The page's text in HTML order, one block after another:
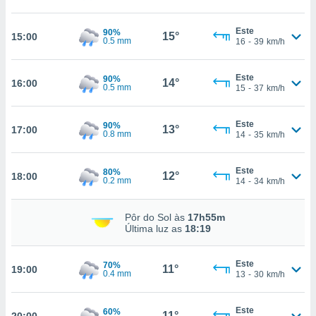
a
Neste
a
ou
ao
15:00
90%
0.5 mm
15°
Este
16 - 39 km/h
16:00
90%
0.5 mm
14°
Este
15 - 37 km/h
17:00
90%
0.8 mm
13°
Este
14 - 35 km/h
18:00
80%
0.2 mm
12°
Este
14 - 34 km/h
Pôr do Sol às 17h55m
Última luz as 18:19
19:00
70%
0.4 mm
11°
Este
13 - 30 km/h
60%
Este